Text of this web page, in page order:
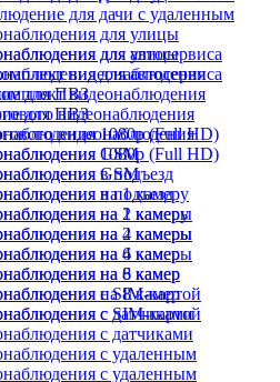
для улицы
для автосервиса
видеонаблюдения
для ПВЗ
видеонаблюдения
1080p (Full HD)
GSM
в подъезд
на 1 камеру
на 2 камеры
на 4 камеры
на 6 камер
на 8 камер
с SIM-картой
с датчиками
с удаленным
для дачи с удаленным
для улицы
для автосервиса
видеонаблюдения
для ПВЗ
видеонаблюдения
1080p (Full HD)
GSM
в подъезд
на 1 камеру
на 2 камеры
на 4 камеры
на 6 камер
на 8 камер
с SIM-картой
с датчиками
с удаленным